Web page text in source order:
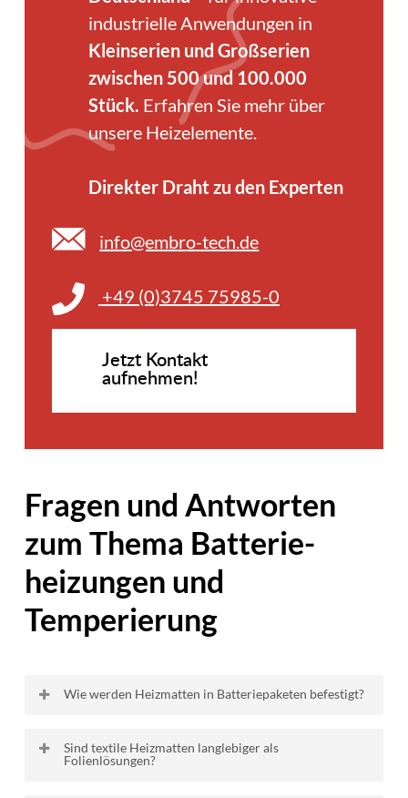
industrielle Anwendungen in
Kleinserien und Großserien
zwischen 500 und 100.000
Stück. Erfahren Sie mehr über
unsere Heizelemente.
Direkter Draht zu den Experten
info@embro-tech.de
+49 (0)3745 75985-0
Jetzt Kontakt
aufnehmen!
Fragen und Antworten
zum Thema Batterie­
heizungen und
Temperierung
Wie werden Heizmatten in Batteriepaketen befestigt?
Textile Heizmatten von Embro können auf
verschiedene Arten integriert werden. Am
Sind textile Heizmatten langlebiger als
Folienlösungen?